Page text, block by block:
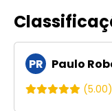
PR Paulo
(5.00)